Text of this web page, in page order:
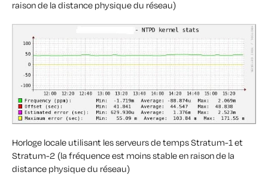
raison de la distance physique du réseau)
Horloge locale utilisant les serveurs de temps Stratum-1 et
Stratum-2 (la fréquence est moins stable en raison de la
distance physique du réseau)